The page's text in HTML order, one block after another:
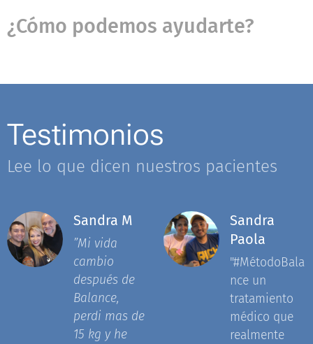
¿Cómo podemos ayudarte?
Testimonios
Lee lo que dicen nuestros pacientes
Sandra M
”Mi vida
cambio
después de
Balance,
perdi mas de
15 kg y he
Sandra
Paola
"#MétodoBala
nce un
tratamiento
médico que
realmente